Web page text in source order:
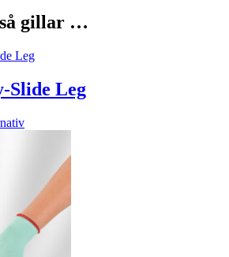
gillar …
Slide Leg
Den
varianter.
De
olika
alternativen
kan